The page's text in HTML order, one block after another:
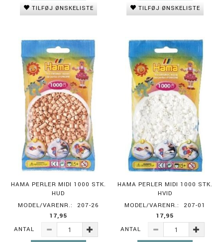
TILFØJ ØNSKELISTE TILFØJ ØNSKELISTE
HAMA PERLER MIDI 1000 STK.
HUD
MODEL/VARENR.:
207-26
17,95
ANTAL
HAMA PERLER MIDI 1000 STK.
HVID
MODEL/VARENR.:
207-01
17,95
ANTAL